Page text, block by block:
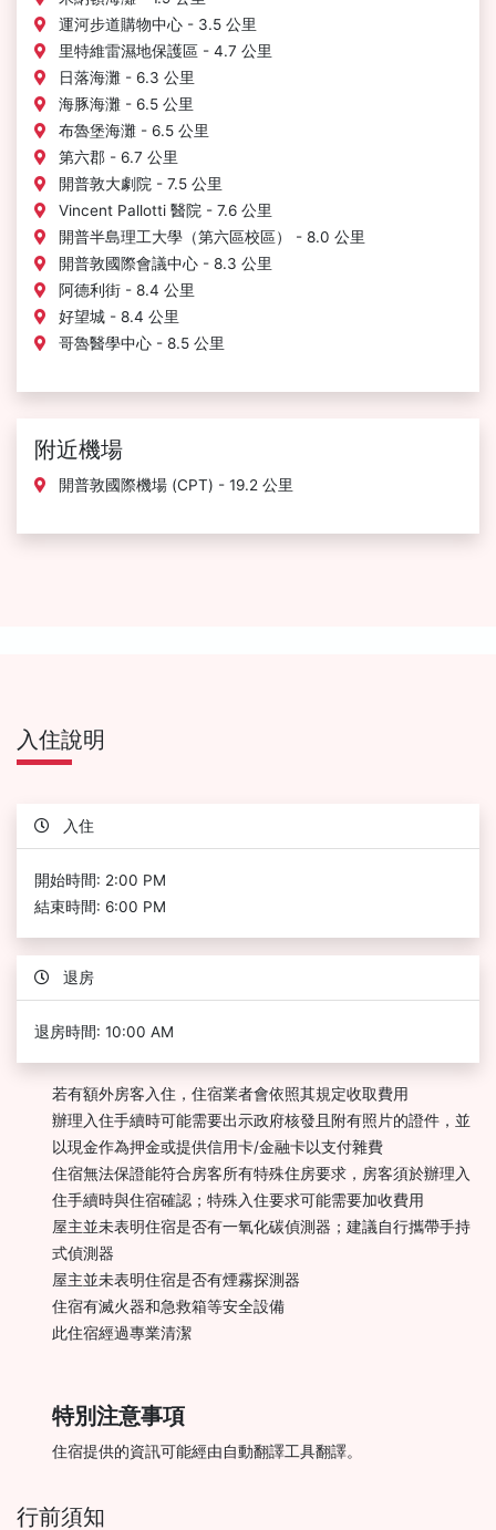
運河步道購物中心 - 3.5 公里
里特維雷濕地保護區 - 4.7 公里
日落海灘 - 6.3 公里
海豚海灘 - 6.5 公里
布魯堡海灘 - 6.5 公里
第六郡 - 6.7 公里
開普敦大劇院 - 7.5 公里
Vincent Pallotti 醫院 - 7.6 公里
開普半島理工大學（第六區校區） - 8.0 公里
開普敦國際會議中心 - 8.3 公里
阿德利街 - 8.4 公里
好望城 - 8.4 公里
哥魯醫學中心 - 8.5 公里
附近機場
開普敦國際機場 (CPT) - 19.2 公里
入住說明
入住
開始時間: 2:00 PM
結束時間: 6:00 PM
退房
退房時間: 10:00 AM
若有額外房客入住，住宿業者會依照其規定收取費用
辦理入住手續時可能需要出示政府核發且附有照片的證件，並
以現金作為押金或提供信用卡/金融卡以支付雜費
住宿無法保證能符合房客所有特殊住房要求，房客須於辦理入
住手續時與住宿確認；特殊入住要求可能需要加收費用
屋主並未表明住宿是否有一氧化碳偵測器；建議自行攜帶手持
式偵測器
屋主並未表明住宿是否有煙霧探測器
住宿有滅火器和急救箱等安全設備
此住宿經過專業清潔
特別注意事項
住宿提供的資訊可能經由自動翻譯工具翻譯。
行前須知